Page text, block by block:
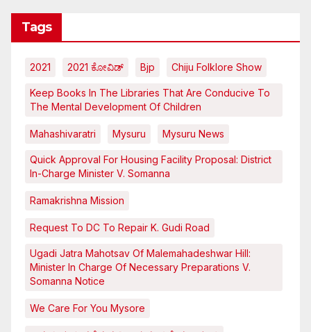
Tags
2021 2021 ಕೋವಿಡ್‌ Bjp Chiju Folklore Show
Keep Books In The Libraries That Are Conducive To
The Mental Development Of Children
Mahashivaratri Mysuru Mysuru News
Quick Approval For Housing Facility Proposal: District
In-Charge Minister V. Somanna
Ramakrishna Mission
Request To DC To Repair K. Gudi Road
Ugadi Jatra Mahotsav Of Malemahadeshwar Hill:
Minister In Charge Of Necessary Preparations V.
Somanna Notice
We Care For You Mysore